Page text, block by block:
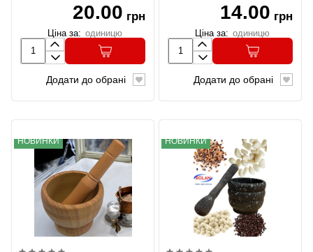
20.00 грн
Ціна за: одиницю
Додати до обрані
14.00 грн
Ціна за: одиницю
Додати до обрані
НОВИНКИ НОВИНКИ